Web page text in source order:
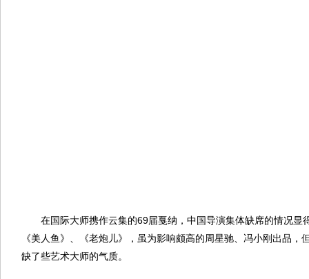
在国际大师携作云集的69届戛纳，中国导演集体缺席的情况显
《美人鱼》、《老炮儿》，虽为影响颇高的周星驰、冯小刚出品，
缺了些艺术大师的气质。